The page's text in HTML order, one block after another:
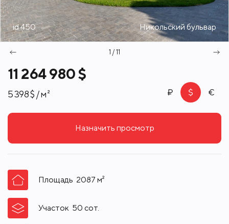
11 264 980 $
5 398 $ / м²
id 450 Никольский бульвар
1 / 11
Назначить просмотр
Площадь 2087 м²
Участок 50 сот.